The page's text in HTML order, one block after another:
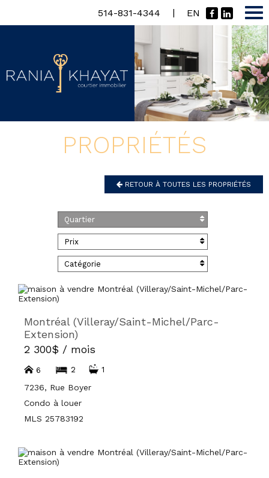
514-831-4344 | EN
PROPRIÉTÉS
RETOUR À TOUTES LES PROPRIÉTÉS
Quartier
Prix
Catégorie
Montréal (Villeray/Saint-Michel/Parc-
Extension)
2 300$ / mois
6 2 1
7236, Rue Boyer
Condo à louer
MLS 25783192